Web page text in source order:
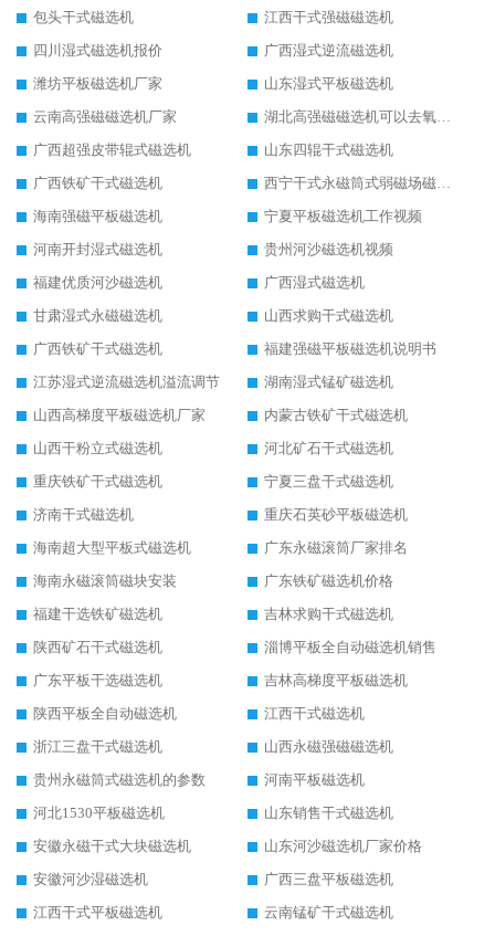
包头干式磁选机
江西干式强磁磁选机
四川湿式磁选机报价
广西湿式逆流磁选机
潍坊平板磁选机厂家
山东湿式平板磁选机
云南高强磁磁选机厂家
湖北高强磁磁选机可以去氧化铝
广西超强皮带辊式磁选机
山东四辊干式磁选机
广西铁矿干式磁选机
西宁干式永磁筒式弱磁场磁选机结构图
海南强磁平板磁选机
宁夏平板磁选机工作视频
河南开封湿式磁选机
贵州河沙磁选机视频
福建优质河沙磁选机
广西湿式磁选机
甘肃湿式永磁磁选机
山西求购干式磁选机
广西铁矿干式磁选机
福建强磁平板磁选机说明书
江苏湿式逆流磁选机溢流调节
湖南湿式锰矿磁选机
山西高梯度平板磁选机厂家
内蒙古铁矿干式磁选机
山西干粉立式磁选机
河北矿石干式磁选机
重庆铁矿干式磁选机
宁夏三盘干式磁选机
济南干式磁选机
重庆石英砂平板磁选机
海南超大型平板式磁选机
广东永磁滚筒厂家排名
海南永磁滚筒磁块安装
广东铁矿磁选机价格
福建干选铁矿磁选机
吉林求购干式磁选机
陕西矿石干式磁选机
淄博平板全自动磁选机销售
广东平板干选磁选机
吉林高梯度平板磁选机
陕西平板全自动磁选机
江西干式磁选机
浙江三盘干式磁选机
山西永磁强磁磁选机
贵州永磁筒式磁选机的参数
河南平板磁选机
河北1530平板磁选机
山东销售干式磁选机
安徽永磁干式大块磁选机
山东河沙磁选机厂家价格
安徽河沙湿磁选机
广西三盘平板磁选机
江西干式平板磁选机
云南锰矿干式磁选机